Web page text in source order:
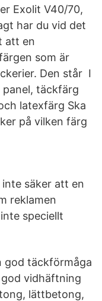
Exolit V40/70,
har du vid det
att en
som är
Den står I
täckfärg
latexfärg Ska
på vilken färg
säker att en
reklamen
speciellt
god täckförmåga
vidhäftning
lättbetong,